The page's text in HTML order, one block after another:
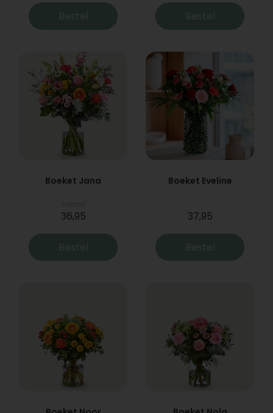
Bestel Bestel
Boeket Jana
36,95
Bestel
Boeket Eveline
37,95
Bestel